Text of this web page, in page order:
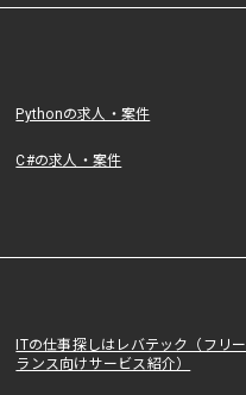
Pythonの求人・案件
C#の求人・案件
ITの仕事探しはレバテック（フリー
ランス向けサービス紹介）